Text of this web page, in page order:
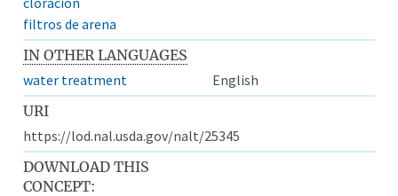
filtros de arena
IN OTHER LANGUAGES
water treatment
English
URI
https://lod.nal.usda.gov/nalt/25345
DOWNLOAD THIS
CONCEPT: